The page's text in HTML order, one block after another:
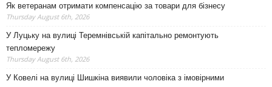
Як ветеранам отримати компенсацію за товари для бізнесу
Thursday August 6th, 2026
У Луцьку на вулиці Теремнівській капітально ремонтують
тепломережу
Thursday August 6th, 2026
У Ковелі на вулиці Шишкіна виявили чоловіка з імовірними